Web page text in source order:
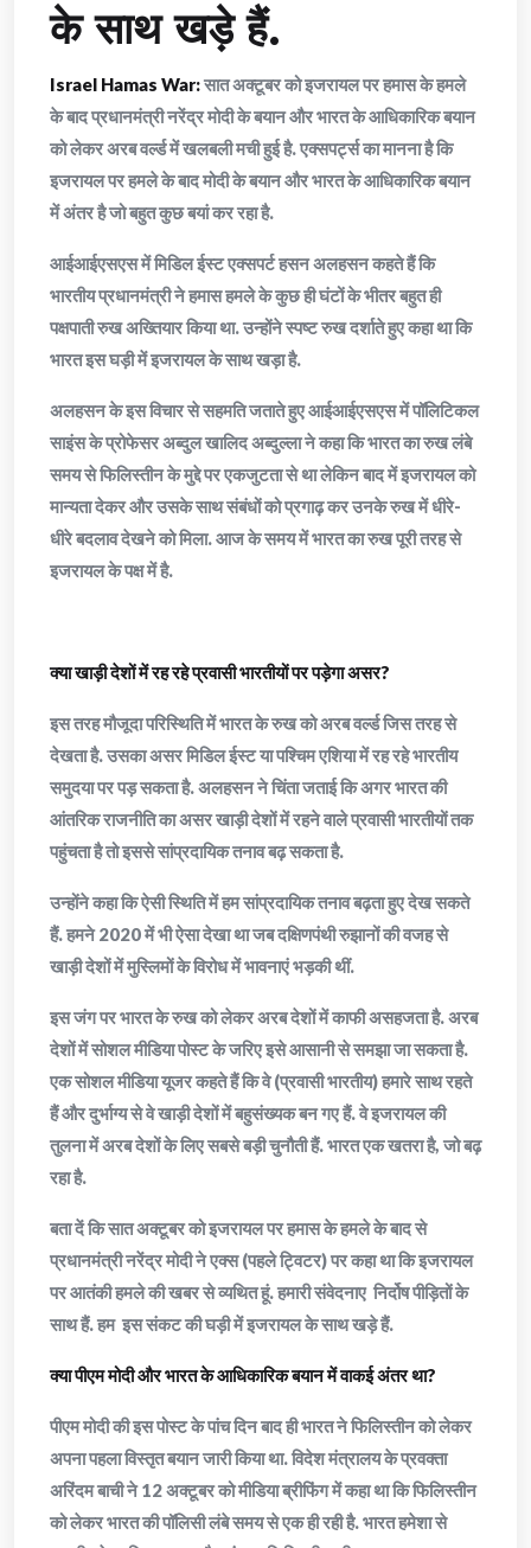
के साथ खड़े हैं.
Israel Hamas War:सात अक्टूबर को इजरायल पर हमास के हमले
के बाद प्रधानमंत्री नरेंद्र मोदी के बयान और भारत के आधिकारिक बयान
को लेकर अरब वर्ल्ड में खलबली मची हुई है. एक्सपर्ट्स का मानना है कि
इजरायल पर हमले के बाद मोदी के बयान और भारत के आधिकारिक बयान
में अंतर है जो बहुत कुछ बयां कर रहा है.
आईआईएसएस में मिडिल ईस्ट एक्सपर्ट हसन अलहसन कहते हैं कि
भारतीय प्रधानमंत्री ने हमास हमले के कुछ ही घंटों के भीतर बहुत ही
पक्षपाती रुख अख्तियार किया था. उन्होंने स्पष्ट रुख दर्शाते हुए कहा था कि
भारत इस घड़ी में इजरायल के साथ खड़ा है.
अलहसन के इस विचार से सहमति जताते हुए आईआईएसएस में पॉलिटिकल
साइंस के प्रोफेसर अब्दुल खालिद अब्दुल्ला ने कहा कि भारत का रुख लंबे
समय से फिलिस्तीन के मुद्दे पर एकजुटता से था लेकिन बाद में इजरायल को
मान्यता देकर और उसके साथ संबंधों को प्रगाढ़ कर उनके रुख में धीरे-
धीरे बदलाव देखने को मिला. आज के समय में भारत का रुख पूरी तरह से
इजरायल के पक्ष में है.
क्या खाड़ी देशों में रह रहे प्रवासी भारतीयों पर पड़ेगा असर?
इस तरह मौजूदा परिस्थिति में भारत के रुख को अरब वर्ल्ड जिस तरह से
देखता है. उसका असर मिडिल ईस्ट या पश्चिम एशिया में रह रहे भारतीय
समुदया पर पड़ सकता है. अलहसन ने चिंता जताई कि अगर भारत की
आंतरिक राजनीति का असर खाड़ी देशों में रहने वाले प्रवासी भारतीयों तक
पहुंचता है तो इससे सांप्रदायिक तनाव बढ़ सकता है.
उन्होंने कहा कि ऐसी स्थिति में हम सांप्रदायिक तनाव बढ़ता हुए देख सकते
हैं. हमने 2020 में भी ऐसा देखा था जब दक्षिणपंथी रुझानों की वजह से
खाड़ी देशों में मुस्लिमों के विरोध में भावनाएं भड़की थीं.
इस जंग पर भारत के रुख को लेकर अरब देशों में काफी असहजता है. अरब
देशों में सोशल मीडिया पोस्ट के जरिए इसे आसानी से समझा जा सकता है.
एक सोशल मीडिया यूजर कहते हैं कि वे (प्रवासी भारतीय) हमारे साथ रहते
हैं और दुर्भाग्य से वे खाड़ी देशों में बहुसंख्यक बन गए हैं. वे इजरायल की
तुलना में अरब देशों के लिए सबसे बड़ी चुनौती हैं. भारत एक खतरा है, जो बढ़
रहा है.
बता दें कि सात अक्टूबर को इजरायल पर हमास के हमले के बाद से
प्रधानमंत्री नरेंद्र मोदी ने एक्स (पहले ट्विटर) पर कहा था कि इजरायल
पर आतंकी हमले की खबर से व्यथित हूं. हमारी संवेदनाए निर्दोष पीड़ितों के
साथ हैं. हम इस संकट की घड़ी में इजरायल के साथ खड़े हैं.
क्या पीएम मोदी और भारत के आधिकारिक बयान में वाकई अंतर था?
पीएम मोदी की इस पोस्ट के पांच दिन बाद ही भारत ने फिलिस्तीन को लेकर
अपना पहला विस्तृत बयान जारी किया था. विदेश मंत्रालय के प्रवक्ता
अरिंदम बाची ने 12 अक्टूबर को मीडिया ब्रीफिंग में कहा था कि फिलिस्तीन
को लेकर भारत की पॉलिसी लंबे समय से एक ही रही है. भारत हमेशा से